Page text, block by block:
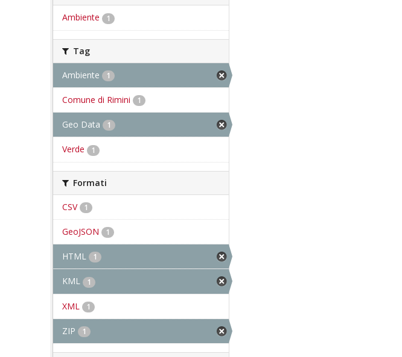
Ambiente 1
Tag
Ambiente 1
Comune di Rimini 1
Geo Data 1
Verde 1
Formati
CSV 1
GeoJSON 1
HTML 1
KML 1
XML 1
ZIP 1